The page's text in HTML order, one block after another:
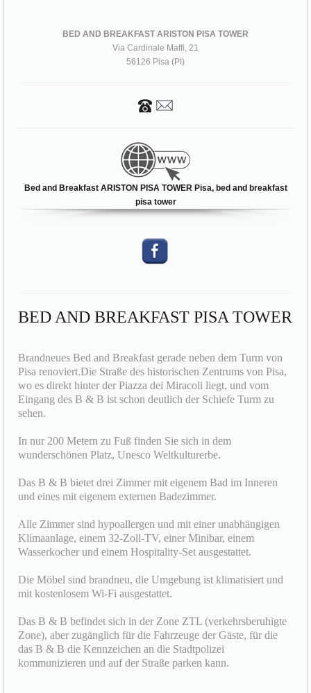
BED AND BREAKFAST ARISTON PISA TOWER
Via Cardinale Maffi, 21
56126 Pisa (PI)
Bed and Breakfast ARISTON PISA TOWER Pisa, bed and breakfast
pisa tower
BED AND BREAKFAST PISA TOWER
Brandneues Bed and Breakfast gerade neben dem Turm von
Pisa renoviert.Die Straße des historischen Zentrums von Pisa,
wo es direkt hinter der Piazza dei Miracoli liegt, und vom
Eingang des B & B ist schon deutlich der Schiefe Turm zu
sehen.
In nur 200 Metern zu Fuß finden Sie sich in dem
wunderschönen Platz, Unesco Weltkulturerbe.
Das B & B bietet drei Zimmer mit eigenem Bad im Inneren
und eines mit eigenem externen Badezimmer.
Alle Zimmer sind hypoallergen und mit einer unabhängigen
Klimaanlage, einem 32-Zoll-TV, einer Minibar, einem
Wasserkocher und einem Hospitality-Set ausgestattet.
Die Möbel sind brandneu, die Umgebung ist klimatisiert und
mit kostenlosem Wi-Fi ausgestattet.
Das B & B befindet sich in der Zone ZTL (verkehrsberuhigte
Zone), aber zugänglich für die Fahrzeuge der Gäste, für die
das B & B die Kennzeichen an die Stadtpolizei
kommunizieren und auf der Straße parken kann.